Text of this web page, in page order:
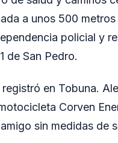
a unos 500
policial y
de San Pedro.
en Tobuna.
Corven
sin medidas de